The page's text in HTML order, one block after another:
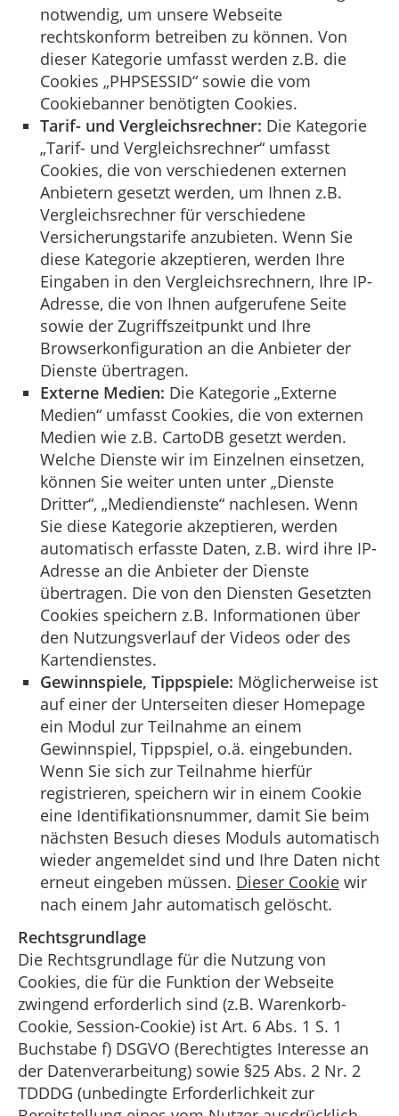
notwendig, um unsere Webseite
rechtskonform betreiben zu können. Von
dieser Kategorie umfasst werden z.B. die
Cookies „PHPSESSID“ sowie die vom
Cookiebanner benötigten Cookies.
Tarif- und Vergleichsrechner: Die Kategorie
„Tarif- und Vergleichsrechner“ umfasst
Cookies, die von verschiedenen externen
Anbietern gesetzt werden, um Ihnen z.B.
Vergleichsrechner für verschiedene
Versicherungstarife anzubieten. Wenn Sie
diese Kategorie akzeptieren, werden Ihre
Eingaben in den Vergleichsrechnern, Ihre IP-
Adresse, die von Ihnen aufgerufene Seite
sowie der Zugriffszeitpunkt und Ihre
Browserkonfiguration an die Anbieter der
Dienste übertragen.
Externe Medien: Die Kategorie „Externe
Medien“ umfasst Cookies, die von externen
Medien wie z.B. CartoDB gesetzt werden.
Welche Dienste wir im Einzelnen einsetzen,
können Sie weiter unten unter „Dienste
Dritter“, „Mediendienste“ nachlesen. Wenn
Sie diese Kategorie akzeptieren, werden
automatisch erfasste Daten, z.B. wird ihre IP-
Adresse an die Anbieter der Dienste
übertragen. Die von den Diensten Gesetzten
Cookies speichern z.B. Informationen über
den Nutzungsverlauf der Videos oder des
Kartendienstes.
Gewinnspiele, Tippspiele: Möglicherweise ist
auf einer der Unterseiten dieser Homepage
ein Modul zur Teilnahme an einem
Gewinnspiel, Tippspiel, o.ä. eingebunden.
Wenn Sie sich zur Teilnahme hierfür
registrieren, speichern wir in einem Cookie
eine Identifikationsnummer, damit Sie beim
nächsten Besuch dieses Moduls automatisch
wieder angemeldet sind und Ihre Daten nicht
erneut eingeben müssen. Dieser Cookie wir
nach einem Jahr automatisch gelöscht.
Rechtsgrundlage
Die Rechtsgrundlage für die Nutzung von
Cookies, die für die Funktion der Webseite
zwingend erforderlich sind (z.B. Warenkorb-
Cookie, Session-Cookie) ist Art. 6 Abs. 1 S. 1
Buchstabe f) DSGVO (Berechtigtes Interesse an
der Datenverarbeitung) sowie §25 Abs. 2 Nr. 2
TDDDG (unbedingte Erforderlichkeit zur